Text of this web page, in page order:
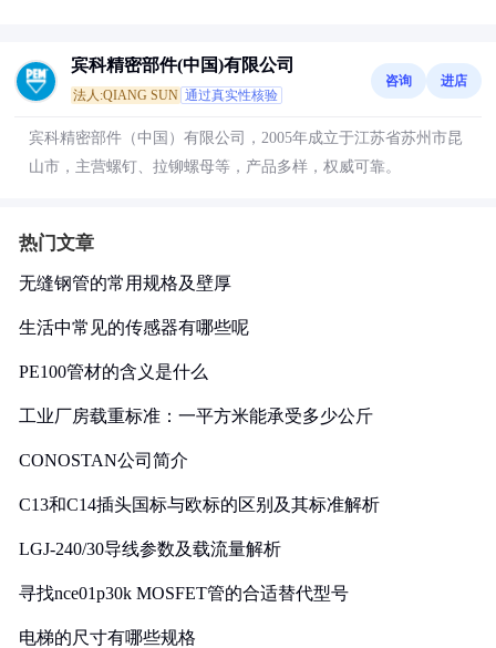
宾科精密部件(中国)有限公司
法人:QIANG SUN 通过真实性核验
咨询 进店
宾科精密部件（中国）有限公司，2005年成立于江苏省苏州市昆
山市，主营螺钉、拉铆螺母等，产品多样，权威可靠。
热门文章
无缝钢管的常用规格及壁厚
生活中常见的传感器有哪些呢
PE100管材的含义是什么
工业厂房载重标准：一平方米能承受多少公斤
CONOSTAN公司简介
C13和C14插头国标与欧标的区别及其标准解析
LGJ-240/30导线参数及载流量解析
寻找nce01p30k MOSFET管的合适替代型号
电梯的尺寸有哪些规格